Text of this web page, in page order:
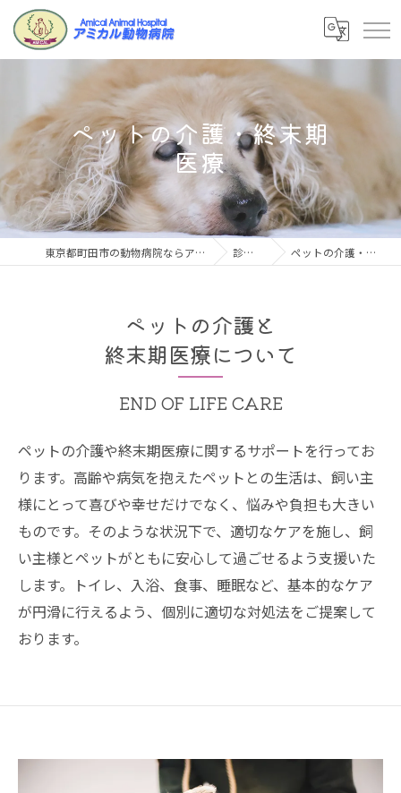
ペットの介護・終末期
医療
東京都町田市の動物病院ならアミカル動物病院 診療案内 ペットの介護・終末期医療
ペットの介護と
終末期医療について
END OF LIFE CARE
ペットの介護や終末期医療に関するサポートを行ってお
ります。高齢や病気を抱えたペットとの生活は、飼い主
様にとって喜びや幸せだけでなく、悩みや負担も大きい
ものです。そのような状況下で、適切なケアを施し、飼
い主様とペットがともに安心して過ごせるよう支援いた
します。トイレ、入浴、食事、睡眠など、基本的なケア
が円滑に行えるよう、個別に適切な対処法をご提案して
おります。